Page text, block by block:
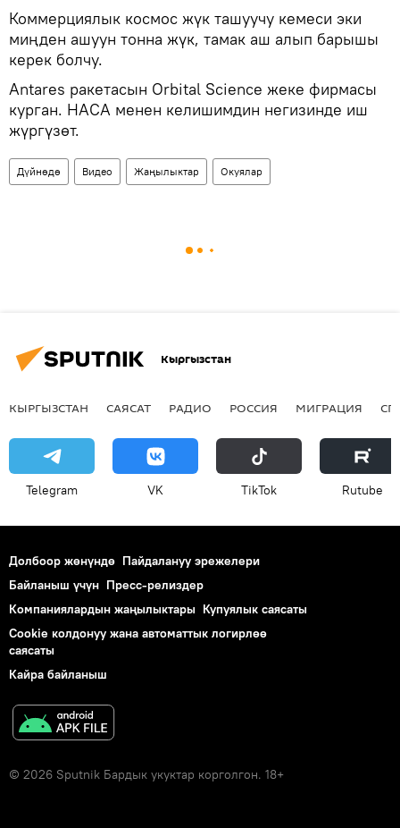
Коммерциялык космос жүк ташуучу кемеси эки
миңден ашуун тонна жүк, тамак аш алып барышы
керек болчу.
Antares ракетасын Orbital Sciencе жеке фирмасы
курган. НАСА менен келишимдин негизинде иш
жүргүзөт.
Дүйнөдө Видео Жаңылыктар Окуялар
Кыргызстан
КЫРГЫЗСТАН САЯСАТ РАДИО РОССИЯ МИГРАЦИЯ
Telegram VK ТikТоk Rutube
Долбоор жөнүндө Пайдалануу эрежелери
Байланыш үчүн Пресс-релиздер
Компаниялардын жаңылыктары Купуялык саясаты
Cookie колдонуу жана автоматтык логирлөө
саясаты
Кайра байланыш
© 2026 Sputnik Бардык укуктар корголгон. 18+